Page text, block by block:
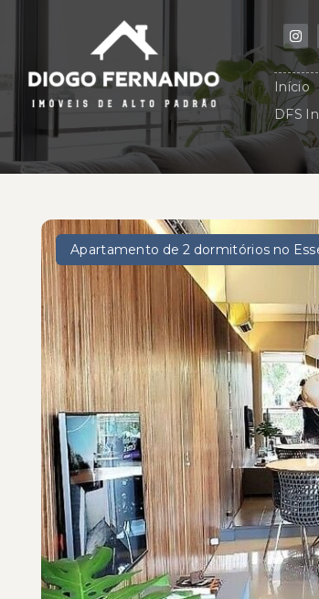
Início
DFS
Apartamento de 2 dormitórios no